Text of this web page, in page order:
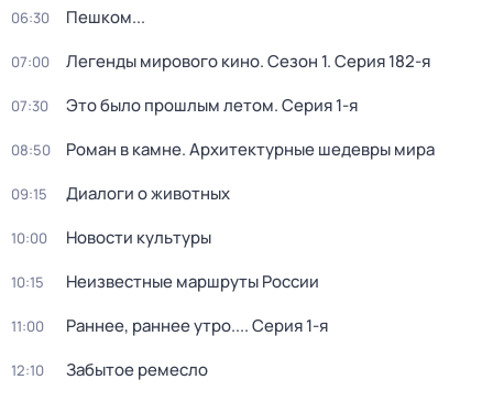
06:30 Пешком...
07:00 Легенды мирового кино. Сезон 1. Серия 182-я
07:30 Это было прошлым летом. Серия 1-я
08:50 Роман в камне. Архитектурные шедевры мира
09:15 Диалоги о животных
10:00 Новости культуры
10:15 Неизвестные маршруты России
11:00 Раннее, раннее утро.... Серия 1-я
12:10 Забытое ремесло